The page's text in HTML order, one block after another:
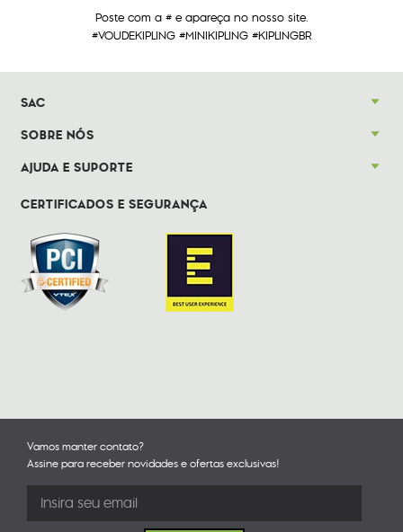
Poste com a # e apareça no nosso site.
#VOUDEKIPLING #MINIKIPLING #KIPLINGBR
SAC
SOBRE NÓS
AJUDA E SUPORTE
CERTIFICADOS E SEGURANÇA
Vamos manter contato?
Assine para receber novidades e ofertas exclusivas!